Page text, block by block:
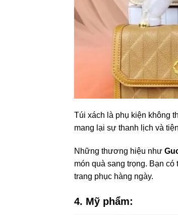
Túi xách là phụ kiện không
mang lại sự thanh lịch và
Những thương hiệu như
món quà sang trọng. Bạn
trang phục hàng ngày.
4. Mỹ phẩm: